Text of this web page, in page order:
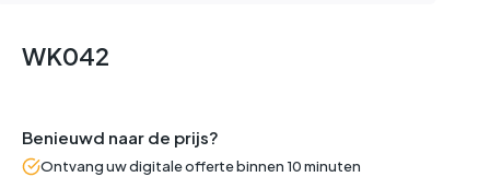
WK042
Benieuwd naar de prijs?
Ontvang uw digitale offerte binnen 10 minuten